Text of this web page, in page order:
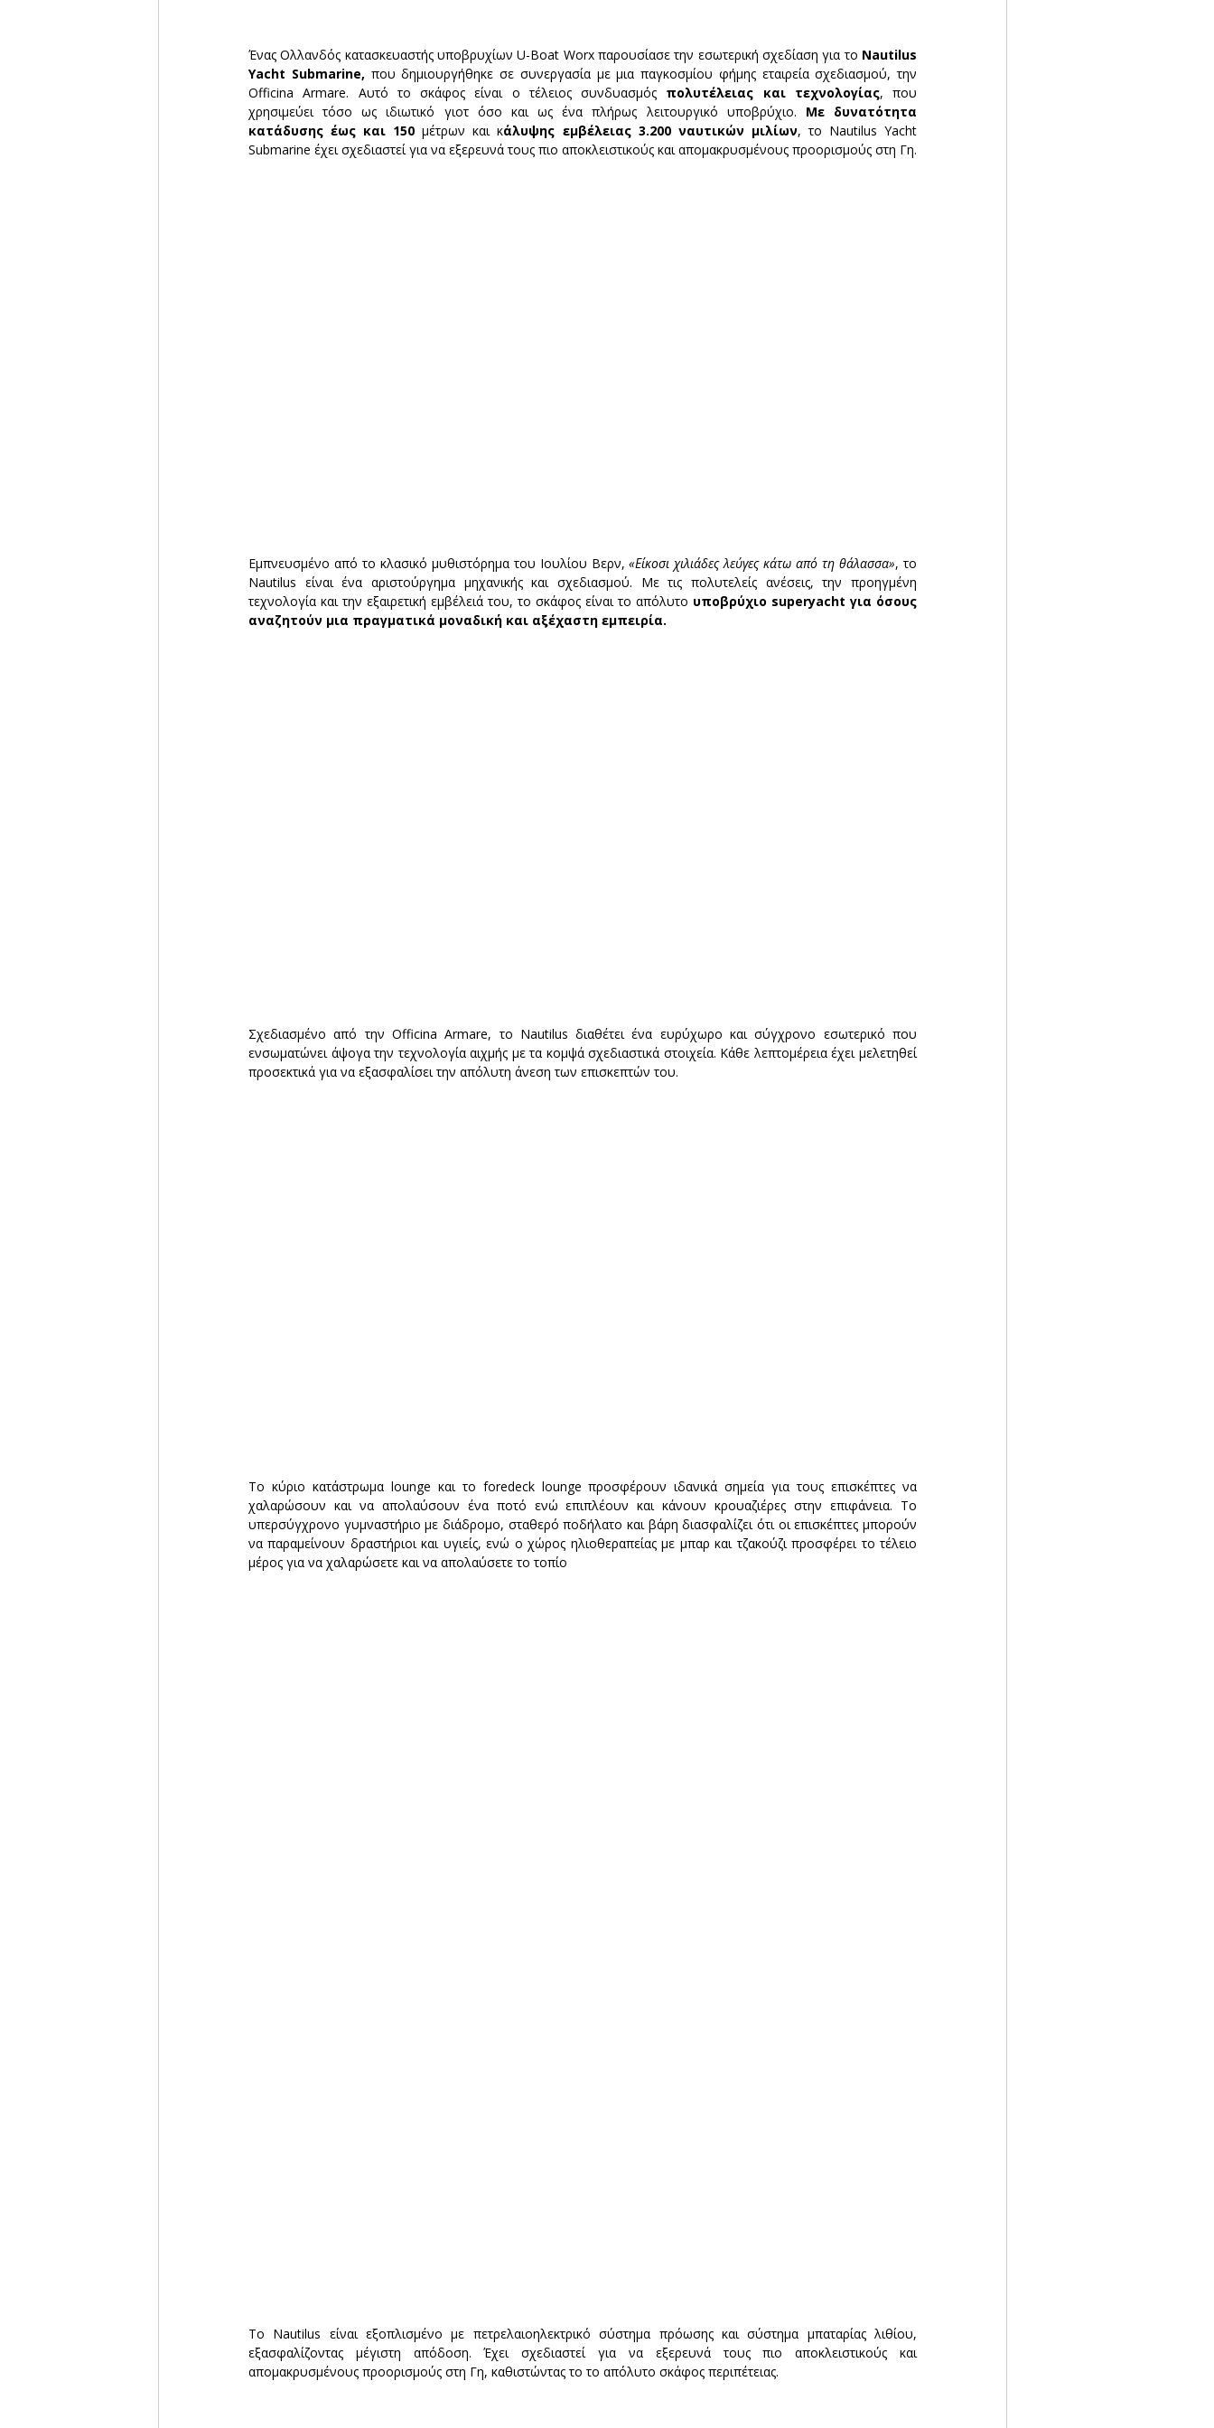
Ένας Ολλανδός κατασκευαστής υποβρυχίων U-Boat Worx παρουσίασε την εσωτερική σχεδίαση για το Nautilus
Yacht Submarine, που δημιουργήθηκε σε συνεργασία με μια παγκοσμίου φήμης εταιρεία σχεδιασμού, την
Officina Armare. Αυτό το σκάφος είναι ο τέλειος συνδυασμός πολυτέλειας και τεχνολογίας, που
χρησιμεύει τόσο ως ιδιωτικό γιοτ όσο και ως ένα πλήρως λειτουργικό υποβρύχιο. Με δυνατότητα
κατάδυσης έως και 150 μέτρων και κάλυψης εμβέλειας 3.200 ναυτικών μιλίων, το Nautilus Yacht
Submarine έχει σχεδιαστεί για να εξερευνά τους πιο αποκλειστικούς και απομακρυσμένους προορισμούς στη Γη.
Εμπνευσμένο από το κλασικό μυθιστόρημα του Ιουλίου Βερν, «Είκοσι χιλιάδες λεύγες κάτω από τη θάλασσα», το
Nautilus είναι ένα αριστούργημα μηχανικής και σχεδιασμού. Με τις πολυτελείς ανέσεις, την προηγμένη
τεχνολογία και την εξαιρετική εμβέλειά του, το σκάφος είναι το απόλυτο υποβρύχιο superyacht για όσους
αναζητούν μια πραγματικά μοναδική και αξέχαστη εμπειρία.
Σχεδιασμένο από την Officina Armare, το Nautilus διαθέτει ένα ευρύχωρο και σύγχρονο εσωτερικό που
ενσωματώνει άψογα την τεχνολογία αιχμής με τα κομψά σχεδιαστικά στοιχεία. Κάθε λεπτομέρεια έχει μελετηθεί
προσεκτικά για να εξασφαλίσει την απόλυτη άνεση των επισκεπτών του.
Το κύριο κατάστρωμα lounge και το foredeck lounge προσφέρουν ιδανικά σημεία για τους επισκέπτες να
χαλαρώσουν και να απολαύσουν ένα ποτό ενώ επιπλέουν και κάνουν κρουαζιέρες στην επιφάνεια. Το
υπερσύγχρονο γυμναστήριο με διάδρομο, σταθερό ποδήλατο και βάρη διασφαλίζει ότι οι επισκέπτες μπορούν
να παραμείνουν δραστήριοι και υγιείς, ενώ ο χώρος ηλιοθεραπείας με μπαρ και τζακούζι προσφέρει το τέλειο
μέρος για να χαλαρώσετε και να απολαύσετε το τοπίο
Το Nautilus είναι εξοπλισμένο με πετρελαιοηλεκτρικό σύστημα πρόωσης και σύστημα μπαταρίας λιθίου,
εξασφαλίζοντας μέγιστη απόδοση. Έχει σχεδιαστεί για να εξερευνά τους πιο αποκλειστικούς και
απομακρυσμένους προορισμούς στη Γη, καθιστώντας το το απόλυτο σκάφος περιπέτειας.